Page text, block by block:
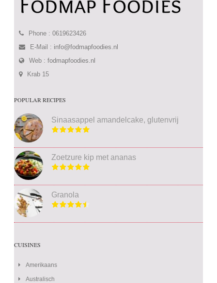
Phone : 0619623426
E-Mail : info@fodmapfoodies.nl
Web :fodmapfoodies.nl
Krab 15
POPULAR RECIPES
Sinaasappel amandelcake, glutenvrij
Zoetzure kip met ananas
Granola
CUISINES
Amerikaans
Australisch